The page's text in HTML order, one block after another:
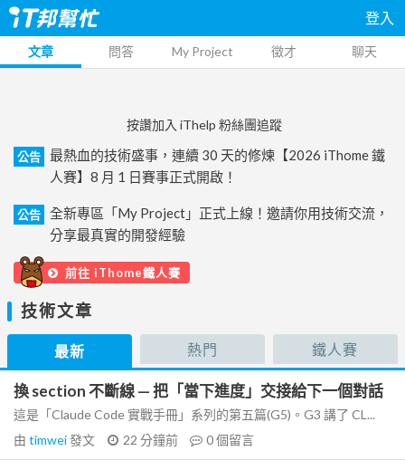
登入
文章 問答 My Project 徵才 聊天
按讚加入 iThelp 粉絲團追蹤
公告
最熱血的技術盛事，連續 30 天的修煉【2026 iThome 鐵
人賽】8 月 1 日賽事正式開啟！
公告
全新專區「My Project」正式上線！邀請你用技術交流，
分享最真實的開發經驗
前往 iThome鐵人賽
技術文章
最新 熱門 鐵人賽
換 section 不斷線 — 把「當下進度」交接給下一個對話
這是「Claude Code 實戰手冊」系列的第五篇(G5)。G3 講了 CL...
由 timwei發文 22 分鐘前 0個留言